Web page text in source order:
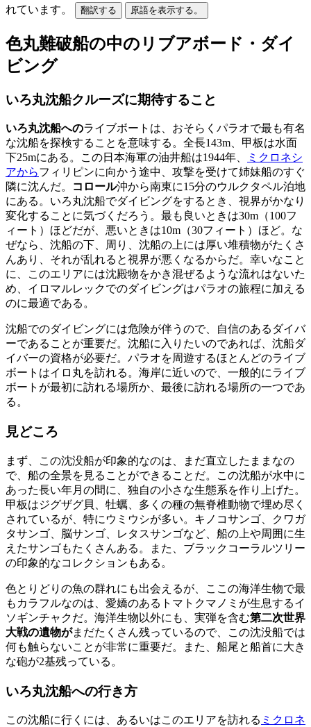
れています。 翻訳する 原語を表示する。
色丸難破船の中のリブアボード・ダイ
ビング
いろ丸沈船クルーズに期待すること
いろ丸沈船へのライブボートは、おそらくパラオで最も有名
な沈船を探検することを意味する。全長143m、甲板は水面
下25mにある。この日本海軍の油井船は1944年、
ミクロネシ
アからフィリピンに向かう途中、攻撃を受けて姉妹船のすぐ
隣に沈んだ。
コロール沖から南東に15分のウルクタペル泊地
にある。いろ丸沈船でダイビングをするとき、視界がかなり
変化することに気づくだろう。最も良いときは30m（100フ
ィート）ほどだが、悪いときは10m（30フィート）ほど。な
ぜなら、沈船の下、周り、沈船の上には厚い堆積物がたくさ
んあり、それが乱れると視界が悪くなるからだ。幸いなこと
に、このエリアには沈殿物をかき混ぜるような流れはないた
め、イロマルレックでのダイビングはパラオの旅程に加える
のに最適である。
沈船でのダイビングには危険が伴うので、自信のあるダイバ
ーであることが重要だ。沈船に入りたいのであれば、沈船ダ
イバーの資格が必要だ。パラオを周遊するほとんどのライブ
ボートはイロ丸を訪れる。海岸に近いので、一般的にライブ
ボートが最初に訪れる場所か、最後に訪れる場所の一つであ
る。
見どころ
まず、この沈没船が印象的なのは、まだ直立したままなの
で、船の全景を見ることができることだ。この沈船が水中に
あった長い年月の間に、独自の小さな生態系を作り上げた。
甲板はジグザグ貝、牡蠣、多くの種の無脊椎動物で埋め尽く
されているが、特にウミウシが多い。キノコサンゴ、クワガ
タサンゴ、脳サンゴ、レタスサンゴなど、船の上や周囲に生
えたサンゴもたくさんある。また、ブラックコーラルツリー
の印象的なコレクションもある。
色とりどりの魚の群れにも出会えるが、ここの海洋生物で最
もカラフルなのは、愛嬌のあるトマトクマノミが生息するイ
ソギンチャクだ。海洋生物以外にも、実弾を含む第二次世界
大戦の遺物がまだたくさん残っているので、この沈没船では
何も触らないことが非常に重要だ。また、船尾と船首に大き
な砲が2基残っている。
いろ丸沈船への行き方
この沈船に行くには、あるいはこのエリアを訪れる ミクロネ